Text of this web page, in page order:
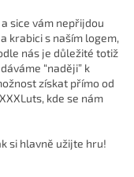
sice vám nepřijdou
krabici s naším logem,
nás je důležité totiž
“naději” k
získat přímo od
kde se nám
si hlavně užijte hru!